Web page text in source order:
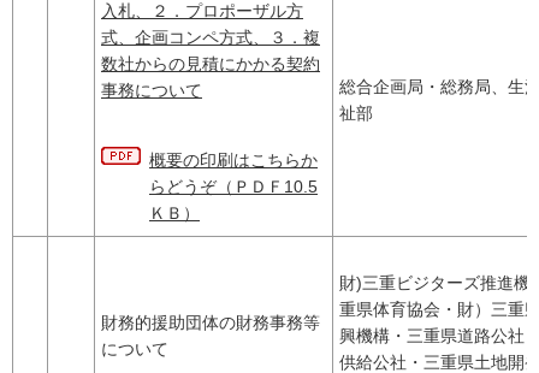
入札、２．プロポーザル方
式、企画コンペ方式、３．複
数社からの見積にかかる契約
事務について
概要の印刷はこちらか
らどうぞ（ＰＤＦ10.5
ＫＢ）
総合企画局・総務局、生
祉部
財務的援助団体の財務事務等
について
財)三重ビジターズ推進機
重県体育協会・財）三重
興機構・三重県道路公社
供給公社・三重県土地開